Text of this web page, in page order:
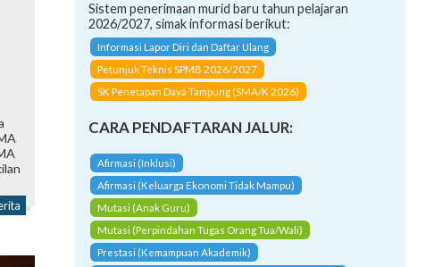
Sistem penerimaan murid baru tahun pelajaran
2026/2027, simak informasi berikut:
Informasi Lapor Diri dan Daftar Ulang
Petunjuk Teknis SPMB 2026/2027
SK Penetapan Daya Tampung (SMA/K 2026)
CARA PENDAFTARAN JALUR:
Afirmasi (Inklusi)
Afirmasi (Keluarga Ekonomi Tidak Mampu)
Mutasi (Anak Guru)
Mutasi (Perpindahan Tugas Orang Tua/Wali)
Prestasi (Kemampuan Akademik)